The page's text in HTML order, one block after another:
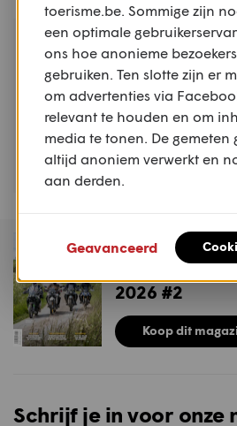
09.08
TREFFEN
Mirakeltreffen -
WAREGEM, WEST-
MAGAZINE
Motoren &
2026 #2
Koop dit
Schrijf je in voor onze
toerisme.be. Sommige zijn
een optimale
ons hoe anonieme
gebruiken. Ten slotte zijn er
om advertenties via
relevant te houden en om
media te tonen. De gemeten
altijd anoniem verwerkt en
aan derden.
Geavanceerd